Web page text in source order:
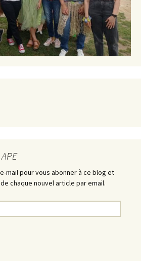
mail pour vous abonner à ce blog et
chaque nouvel article par email.